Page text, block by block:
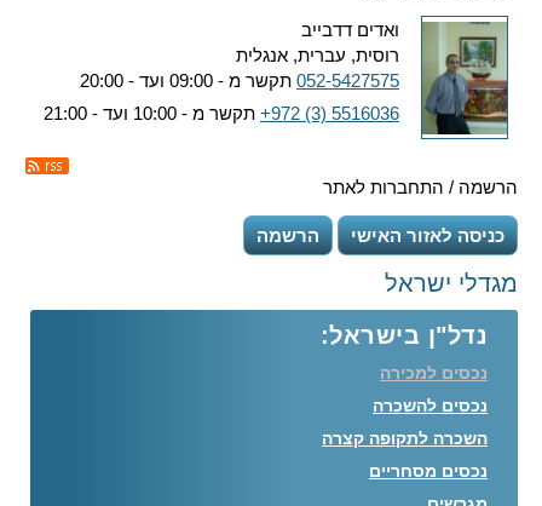
ואדים דדבייב
רוסית, עברית, אנגלית
052-5427575 תקשר מ - 09:00 ועד - 20:00
+972 (3) 5516036 תקשר מ - 10:00 ועד - 21:00
הרשמה / התחברות לאתר
כניסה לאזור האישי הרשמה
מגדלי ישראל
נדל"ן בישראל:
נכסים למכירה
נכסים להשכרה
השכרה לתקופה קצרה
נכסים מסחריים